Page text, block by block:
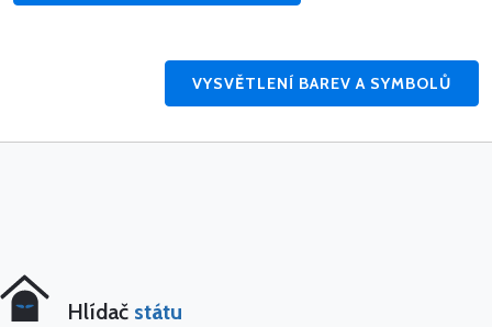
VYSVĚTLENÍ BAREV A SYMBOLŮ
Hlídač státu